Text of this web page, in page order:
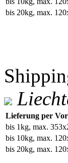
bis 20kg, max.
Lieferung per
bis 1kg, max.
bis 10kg, max.
bis 20kg, max.